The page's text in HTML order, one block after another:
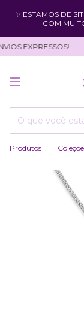
✨ ESTAMOS DE
COM
EXPRESSOS!
Produtos